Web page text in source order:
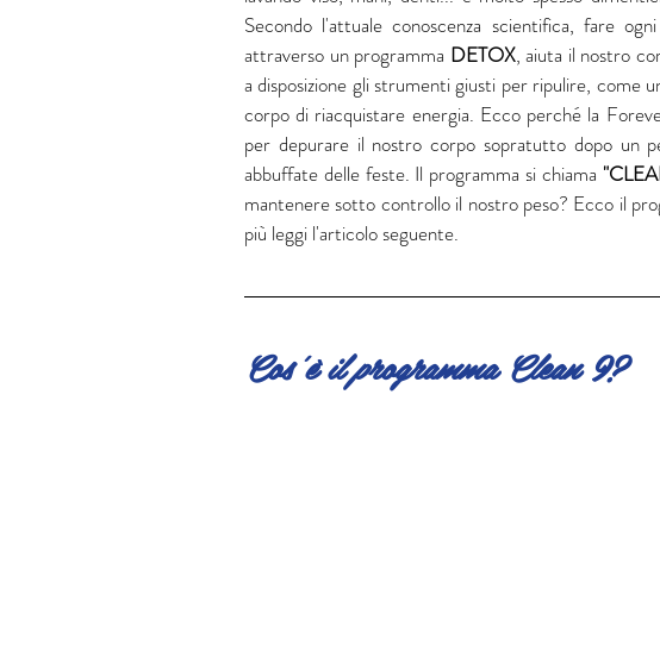
Secondo l'attuale conoscenza scientifica, fare
attraverso un programma DETOX, aiuta il nostro
a disposizione gli strumenti giusti per ripulire, come
corpo di riacquistare energia. Ecco perché la
per depurare il nostro corpo sopratutto dopo un
abbuffate delle feste. Il programma si chiama
mantenere sotto controllo il nostro peso? Ecco il
più leggi l'articolo seguente.
Cos'è il programma Clean 9?